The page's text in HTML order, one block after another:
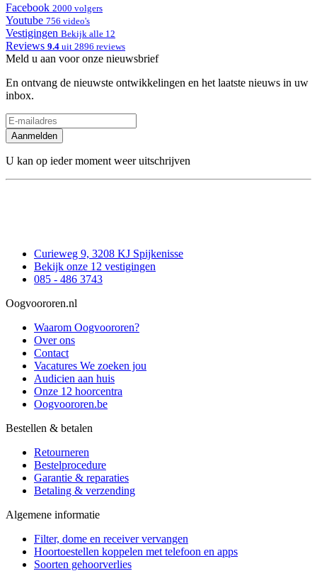
Facebook 2000 volgers
Youtube 756 video's
Vestigingen Bekijk alle 12
Reviews 9.4 uit 2896 reviews
Meld u aan voor onze nieuwsbrief
En ontvang de nieuwste ontwikkelingen en het laatste nieuws in uw
inbox.
Aanmelden
U kan op ieder moment weer uitschrijven
Curieweg 9, 3208 KJ Spijkenisse
Bekijk onze 12 vestigingen
085 - 486 3743
Oogvoororen.nl
Waarom Oogvoororen?
Over ons
Contact
Vacatures We zoeken jou
Audicien aan huis
Onze 12 hoorcentra
Oogvoororen.be
Bestellen & betalen
Retourneren
Bestelprocedure
Garantie & reparaties
Betaling & verzending
Algemene informatie
Filter, dome en receiver vervangen
Hoortoestellen koppelen met telefoon en apps
Soorten gehoorverlies